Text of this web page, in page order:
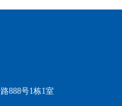
888号1栋1室